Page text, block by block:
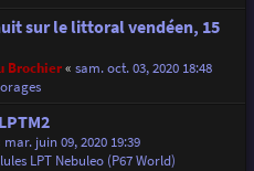
sur le littoral vendéen, 15
Brochier« sam. oct. 03, 2020 18:48
mar. juin 09, 2020 19:39
LPT Nebuleo (P67 World)